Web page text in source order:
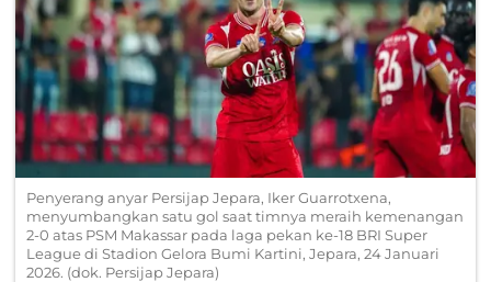
Penyerang anyar Persijap Jepara, Iker Guarrotxena,
menyumbangkan satu gol saat timnya meraih kemenangan
2-0 atas PSM Makassar pada laga pekan ke-18 BRI Super
League di Stadion Gelora Bumi Kartini, Jepara, 24 Januari
2026. (dok. Persijap Jepara)